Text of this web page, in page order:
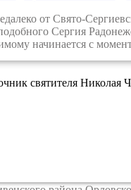
от Свято-
Сергия
начинается с